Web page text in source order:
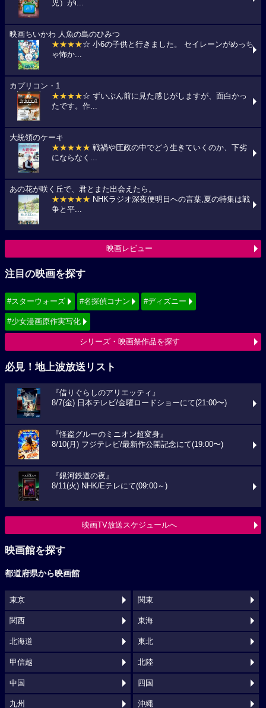
児）がi...
映画ちいかわ 人魚の島のひみつ
★★★★☆ 小6の子供と行きました。 セイレーンがめっち
ゃ怖か...
カプリコン・1
★★★★☆ ずいぶん前に見た感じがしますが、面白かっ
たです。作...
大統領のケーキ
★★★★★ 戦禍や圧政の中でどう生きていくのか、下劣
にならなく...
あの花が咲く丘で、君とまた出会えたら。
★★★★★ NHKラジオ深夜便明日への言葉,夏の特集は戦
争と平...
映画レビュー
注目の映画を探す
#スターウォーズ #名探偵コナン #ディズニー
#少女漫画原作実写化
シリーズ・映画祭作品を探す
必見！地上波放送リスト
『借りぐらしのアリエッティ』
8/7(金) 日本テレビ/金曜ロードショーにて(21:00〜)
『怪盗グルーのミニオン超変身』
8/10(月) フジテレビ/最新作公開記念にて(19:00〜)
『銀河鉄道の夜』
8/11(火) NHK/Eテレにて(09:00～)
映画TV放送スケジュールへ
映画館を探す
都道府県から映画館
東京 関東
関西 東海
北海道 東北
甲信越 北陸
中国 四国
九州 沖縄